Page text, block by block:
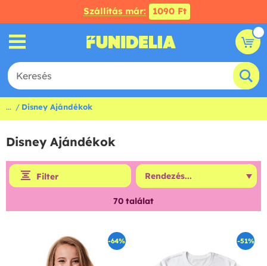
Szállítás már: 1090 Ft
... Disney Ajándékok
Disney Ajándékok
Filter
70 találat
-64% -51%